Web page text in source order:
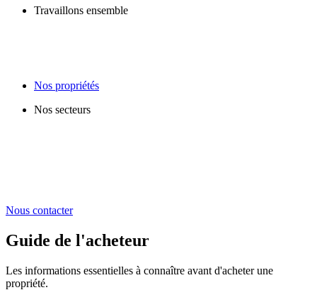
Travaillons ensemble
Nos propriétés
Nos secteurs
Nous contacter
Guide de l'acheteur
Les informations essentielles à connaître avant d'acheter une
propriété.